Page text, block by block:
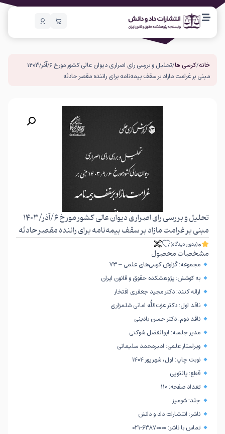
خانه/کرسی ها
/ تحلیل و بررسی رای اصراری دیوان عالی کشور مورخ ۶/آذر/۱۴۰۳
مبنی بر غرامت مازاد بر سقف بیمه‌نامه برای راننده مقصر حادثه
تحلیل و بررسی رای اصراری دیوان عالی کشور مورخ ۶/آذر/۱۴۰۳
مبنی بر غرامت مازاد بر سقف بیمه‌نامه برای راننده مقصر حادثه
0(بدون دیدگاه)
مشخصات محصول
مجموعه: گزارش کرسی‌های علمی – ۷۳
به کوشش: پژوهشکده حقوق و قانون ایران
ارائه کنند: دکتر مجید جعفری افتخار
ناقد اول: دکتر عزت‌الله امانی شلمزاری
ناقد دوم: دکتر حسن بادینی
مدیر جلسه: ابوالفضل شوکتی
ویراستار علمی: امیرمحمد سلیمانی
نوبت چاپ: اول، شهریور ۱۴۰۴
قطع: پالتویی
تعداد صفحه: ۱۱۰
جلد: شومیز
ناشر: انتشارات داد و دانش
تماس با ناشر: ۶۳۸۷۰۰۰۰-۰۲۱